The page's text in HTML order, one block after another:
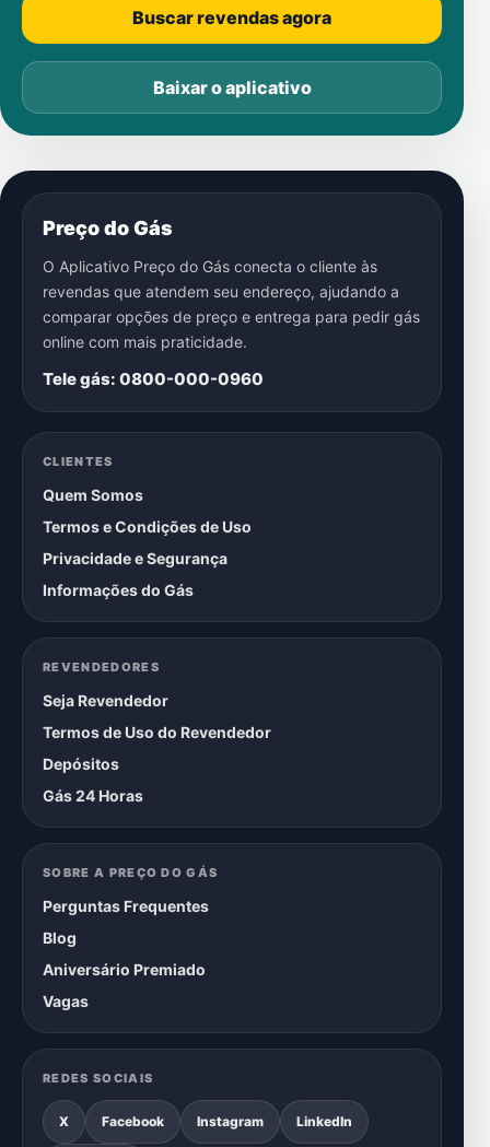
Buscar revendas agora
Baixar o aplicativo
Preço do Gás
O Aplicativo Preço do Gás conecta o cliente às
revendas que atendem seu endereço, ajudando a
comparar opções de preço e entrega para pedir gás
online com mais praticidade.
Tele gás: 0800-000-0960
CLIENTES
Quem Somos
Termos e Condições de Uso
Privacidade e Segurança
Informações do Gás
REVENDEDORES
Seja Revendedor
Termos de Uso do Revendedor
Depósitos
Gás 24 Horas
SOBRE A PREÇO DO GÁS
Perguntas Frequentes
Blog
Aniversário Premiado
Vagas
REDES SOCIAIS
X Facebook Instagram LinkedIn